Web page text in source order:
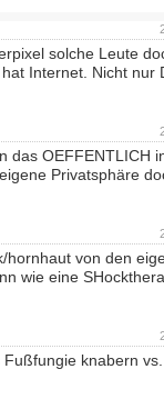
solche Leute
Internet. Nicht nur
das OEFFENTLICH
Privatsphäre
hornhaut von den
wie eine
knabern vs.